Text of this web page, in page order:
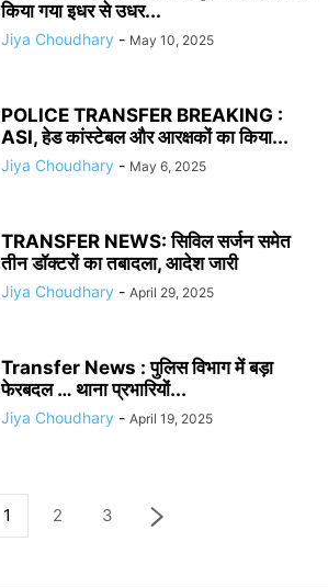
किया गया इधर से उधर...
Jiya Choudhary - May 10, 2025
POLICE TRANSFER BREAKING :
ASI, हेड कांस्टेबल और आरक्षकों का किया...
Jiya Choudhary - May 6, 2025
TRANSFER NEWS: सिविल सर्जन समेत
तीन डॉक्टरों का तबादला, आदेश जारी
Jiya Choudhary - April 29, 2025
Transfer News : पुलिस विभाग में बड़ा
फेरबदल … थाना प्रभारियों...
Jiya Choudhary - April 19, 2025
1 2 3